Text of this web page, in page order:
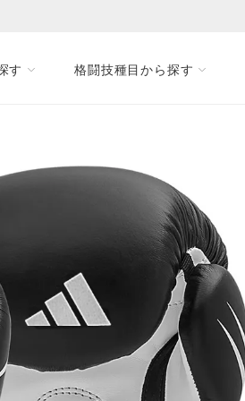
す 格闘技種目から探す